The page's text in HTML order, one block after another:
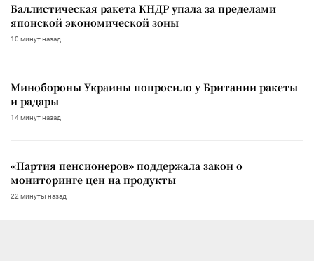
Баллистическая ракета КНДР упала за пределами
японской экономической зоны
10 минут назад
Минобороны Украины попросило у Британии ракеты
и радары
14 минут назад
«Партия пенсионеров» поддержала закон о
мониторинге цен на продукты
22 минуты назад